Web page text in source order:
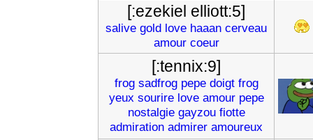
[:ezekiel elliott:5]
salive gold love haaan cerveau
amour coeur
[:tennix:9]
frog sadfrog pepe doigt frog
yeux sourire love amour pepe
nostalgie gayzou fiotte
admiration admirer amoureux